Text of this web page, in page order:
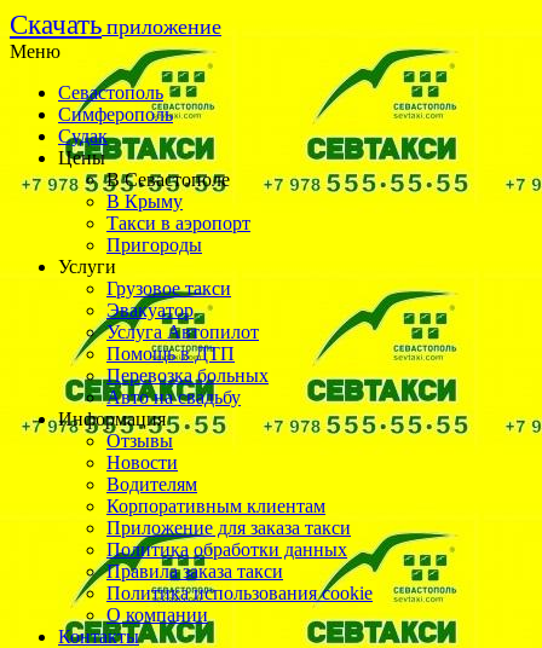
Cкачать приложение
Меню
Севастополь
Симферополь
Судак
Цены
В Севастополе
В Крыму
Такси в аэропорт
Пригороды
Услуги
Грузовое такси
Эвакуатор
Услуга Автопилот
Помощь в ДТП
Перевозка больных
Авто на свадьбу
Информация
Отзывы
Новости
Водителям
Корпоративным клиентам
Приложение для заказа такси
Политика обработки данных
Правила заказа такси
Политика использования cookie
О компании
Контакты